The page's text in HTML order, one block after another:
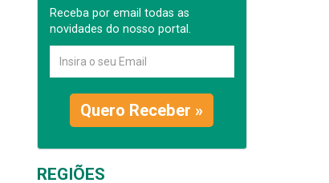
Receba por email todas as
novidades do nosso portal.
Quero Receber »
REGIÕES